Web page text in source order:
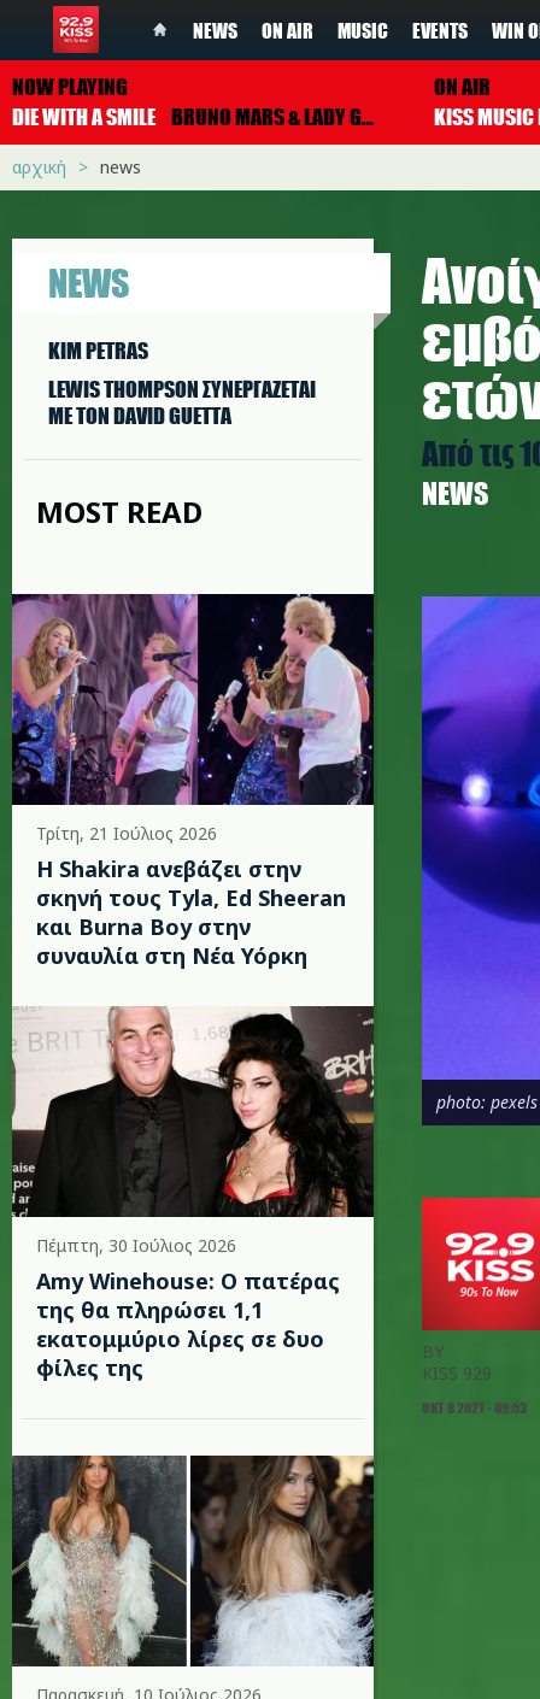
NEWS ON AIR MUSIC EVENTS WIN
NOW PLAYING
DIE WITH A SMILE BRUNO MARS & LADY GAGA
ON AIR
αρχική news
NEWS
KIM PETRAS
LEWIS THOMPSON ΣΥΝΕΡΓAΖΕΤΑΙ
ΜΕ ΤΟΝ DAVID GUETTA
MOST READ
Τρίτη, 21 Ιούλιος 2026
Η Shakira ανεβάζει στην
σκηνή τους Tyla, Ed Sheeran
και Burna Boy στην
συναυλία στη Νέα Υόρκη
Πέμπτη, 30 Ιούλιος 2026
Amy Winehouse: Ο πατέρας
της θα πληρώσει 1,1
εκατομμύριο λίρες σε δυο
φίλες της
Από τις
NEWS
photo: pexels
BY
KISS 929
ΟΚΤ 8 2021 - 09:53